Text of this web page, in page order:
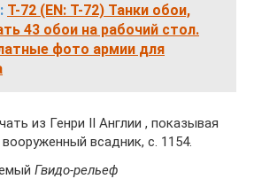
Т-72 (EN: T-72) Танки обои,
43 обои на рабочий стол.
фото армии для
из Генри II Англии , показывая
всадник, с. 1154.
Гвидо-рельеф